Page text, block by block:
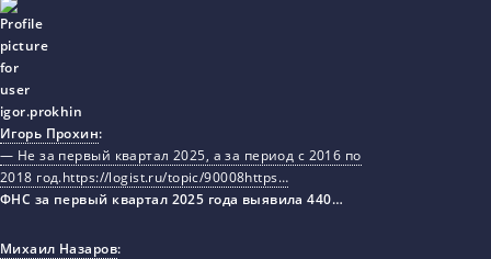
Игорь Прохин:
— Не за первый квартал 2025, а за период с 2016 по
2018 год.https://logist.ru/topic/90008https…
ФНС за первый квартал 2025 года выявила 440…
Михаил Назаров: